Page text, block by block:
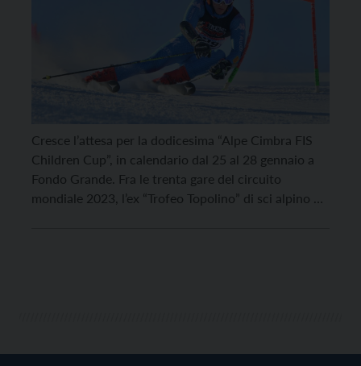
Cresce l’attesa per la dodicesima “Alpe Cimbra FIS
Children Cup”, in calendario dal 25 al 28 gennaio a
Fondo Grande. Fra le trenta gare del circuito
mondiale 2023, l’ex “Trofeo Topolino” di sci alpino –